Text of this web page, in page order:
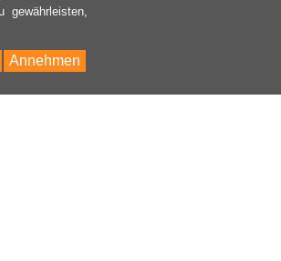
gewährleisten,
Annehmen